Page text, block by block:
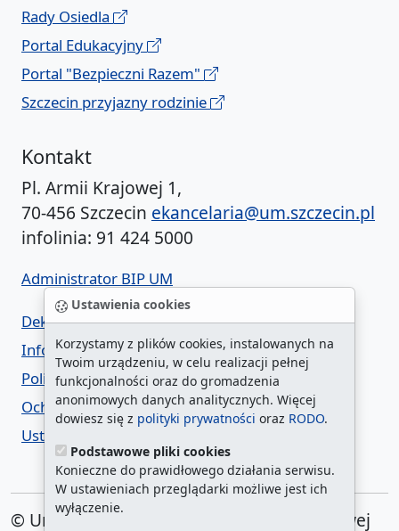
Ustawienia cookies
Korzystamy z plików cookies, instalowanych na
Twoim urządzeniu, w celu realizacji pełnej
funkcjonalności oraz do gromadzenia
anonimowych danych analitycznych. Więcej
dowiesz się z polityki prywatności oraz RODO.
Podstawowe pliki cookies
Konieczne do prawidłowego działania serwisu.
W ustawieniach przeglądarki możliwe jest ich
wyłączenie.
Rady Osiedla
Portal Edukacyjny
Portal "Bezpieczni Razem"
Szczecin przyjazny rodzinie
Kontakt
Pl. Armii Krajowej 1,
70-456 Szczecin ekancelaria@um.szczecin.pl
infolinia: 91 424 5000
Administrator BIP UM
Deklaracja dostępności
Informacja o urzędzie w ETR
Polityka prywatności
Ochrona danych osobowych
Ustawienia cookies
© Urząd Miasta Szczecin. Plac Armii Krajowej